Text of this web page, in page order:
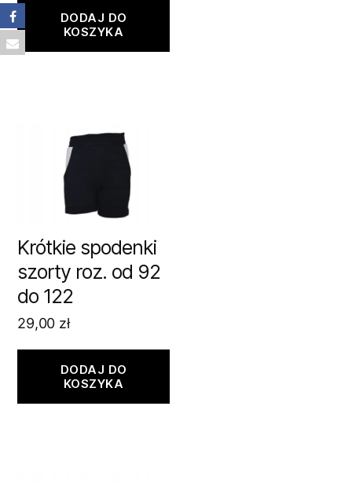
DODAJ DO
KOSZYKA
Krótkie spodenki
szorty roz. od 92
do 122
29,00 zł
DODAJ DO
KOSZYKA